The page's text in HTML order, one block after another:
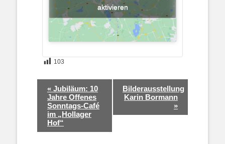
aktivieren
103
Veranstaltung-
Navigation
« Jubiläum: 10
Jahre Offenes
Sonntags-Café
im „Hollager
Hof“
Bilderausstellung
Karin Bormann
»